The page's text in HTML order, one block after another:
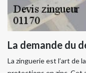
La demande du
La zinguerie est l’art de